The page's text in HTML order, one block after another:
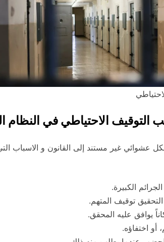
التوقيف الاحتياطي في النظام
عشوائي غير مستند إلى القانون و الاسباب
الكبيرة.
توقيف المتهم.
يوافق عليه المحقق.
اختفاؤه.